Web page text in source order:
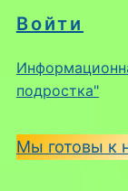
Войти
подростка"
Мы готовы к